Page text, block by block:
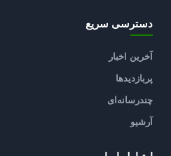
دسترسی سریع
آخرین اخبار
پربازدیدها
چندرسانه‌ای
آرشیو